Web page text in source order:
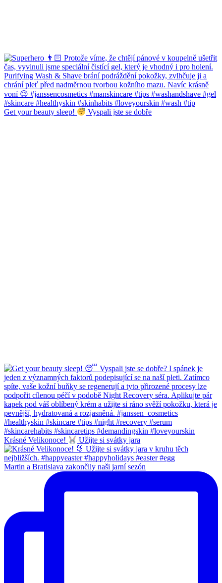
Get your beauty sleep! Vyspali jste se dobře
Krásné Velikonoce! Užijte si svátky jara
Martin a Bratislava zakončily naši jarní sezón